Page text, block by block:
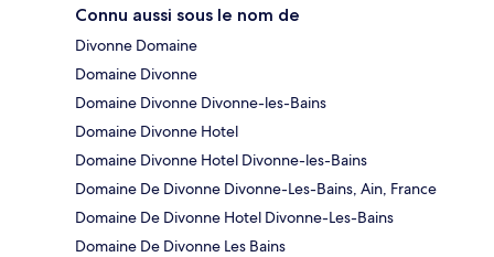
Connu aussi sous le nom de
Divonne Domaine
Domaine Divonne
Domaine Divonne Divonne-les-Bains
Domaine Divonne Hotel
Domaine Divonne Hotel Divonne-les-Bains
Domaine De Divonne Divonne-Les-Bains, Ain, France
Domaine De Divonne Hotel Divonne-Les-Bains
Domaine De Divonne Les Bains